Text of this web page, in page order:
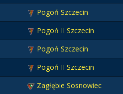
Pogoń Szczecin
Pogoń II Szczecin
Pogoń Szczecin
Pogoń II Szczecin
Zagłębie Sosnowiec